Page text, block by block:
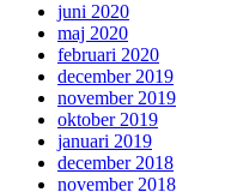
juni 2020
maj 2020
februari 2020
december 2019
november 2019
oktober 2019
januari 2019
december 2018
november 2018